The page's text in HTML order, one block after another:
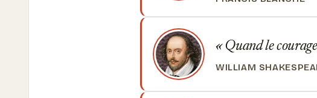
Quand le
WILLIAM